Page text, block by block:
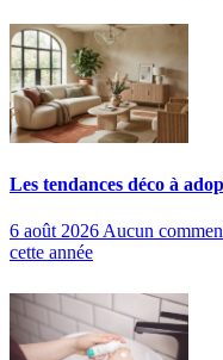
Les tendances déco à
6 août 2026 Aucun
cette année